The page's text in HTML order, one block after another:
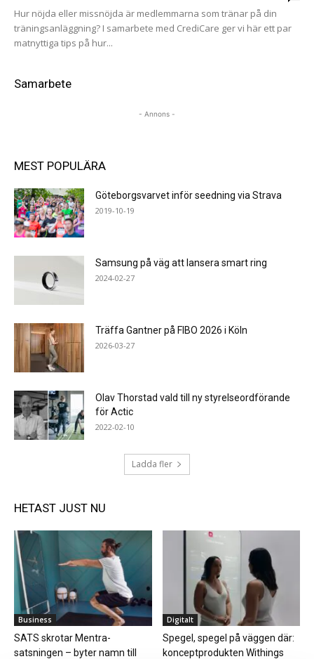
Hur nöjda eller missnöjda är medlemmarna som tränar på din
träningsanläggning? I samarbete med CrediCare ger vi här ett par
matnyttiga tips på hur...
Samarbete
- Annons -
MEST POPULÄRA
Göteborgsvarvet inför seedning via Strava
2019-10-19
Samsung på väg att lansera smart ring
2024-02-27
Träffa Gantner på FIBO 2026 i Köln
2026-03-27
Olav Thorstad vald till ny styrelseordförande
för Actic
2022-02-10
Ladda fler
HETAST JUST NU
Business
SATS skrotar Mentra-
satsningen – byter namn till
Digitalt
Spegel, spegel på väggen där:
konceptprodukten Withings